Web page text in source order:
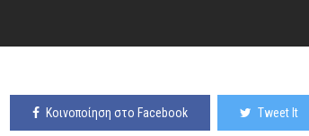
Κοινοποίηση στο Facebook Tweet It